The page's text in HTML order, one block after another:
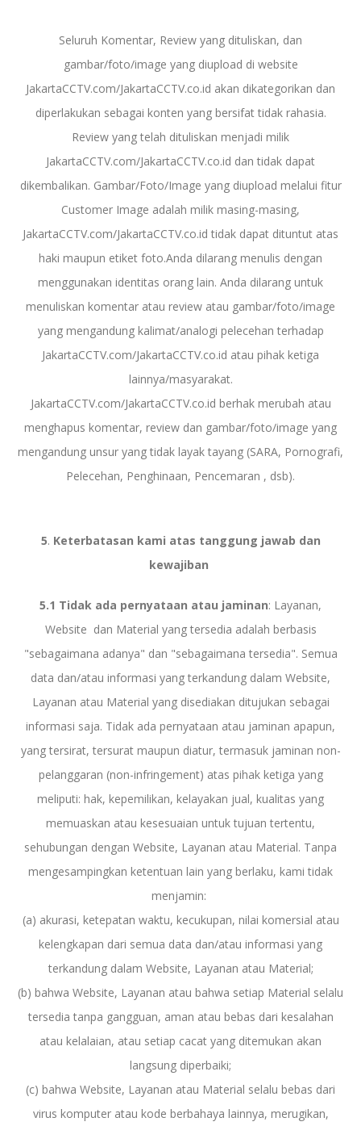
Seluruh Komentar, Review yang dituliskan, dan
gambar/foto/image yang diupload di website
JakartaCCTV.com/JakartaCCTV.co.id akan dikategorikan dan
diperlakukan sebagai konten yang bersifat tidak rahasia.
Review yang telah dituliskan menjadi milik
JakartaCCTV.com/JakartaCCTV.co.id dan tidak dapat
dikembalikan. Gambar/Foto/Image yang diupload melalui fitur
Customer Image adalah milik masing-masing,
JakartaCCTV.com/JakartaCCTV.co.id tidak dapat dituntut atas
haki maupun etiket foto.Anda dilarang menulis dengan
menggunakan identitas orang lain. Anda dilarang untuk
menuliskan komentar atau review atau gambar/foto/image
yang mengandung kalimat/analogi pelecehan terhadap
JakartaCCTV.com/JakartaCCTV.co.id atau pihak ketiga
lainnya/masyarakat.
JakartaCCTV.com/JakartaCCTV.co.id berhak merubah atau
menghapus komentar, review dan gambar/foto/image yang
mengandung unsur yang tidak layak tayang (SARA, Pornografi,
Pelecehan, Penghinaan, Pencemaran , dsb).
5. Keterbatasan kami atas tanggung jawab dan
kewajiban
5.1 Tidak ada pernyataan atau jaminan: Layanan,
Website dan Material yang tersedia adalah berbasis
"sebagaimana adanya" dan "sebagaimana tersedia". Semua
data dan/atau informasi yang terkandung dalam Website,
Layanan atau Material yang disediakan ditujukan sebagai
informasi saja. Tidak ada pernyataan atau jaminan apapun,
yang tersirat, tersurat maupun diatur, termasuk jaminan non-
pelanggaran (non-infringement) atas pihak ketiga yang
meliputi: hak, kepemilikan, kelayakan jual, kualitas yang
memuaskan atau kesesuaian untuk tujuan tertentu,
sehubungan dengan Website, Layanan atau Material. Tanpa
mengesampingkan ketentuan lain yang berlaku, kami tidak
menjamin:
(a) akurasi, ketepatan waktu, kecukupan, nilai komersial atau
kelengkapan dari semua data dan/atau informasi yang
terkandung dalam Website, Layanan atau Material;
(b) bahwa Website, Layanan atau bahwa setiap Material selalu
tersedia tanpa gangguan, aman atau bebas dari kesalahan
atau kelalaian, atau setiap cacat yang ditemukan akan
langsung diperbaiki;
(c) bahwa Website, Layanan atau Material selalu bebas dari
virus komputer atau kode berbahaya lainnya, merugikan,